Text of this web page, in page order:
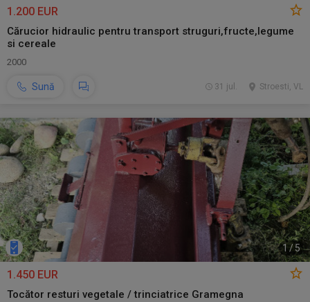
1.200 EUR
Cărucior hidraulic pentru transport struguri,fructe,legume
si cereale
2000
Sună Stroesti, VL
31 jul.
1/5
1.450 EUR
Tocător resturi vegetale / trinciatrice Gramegna